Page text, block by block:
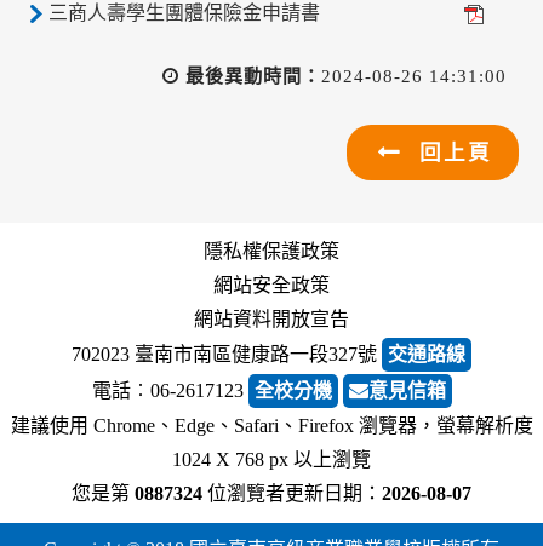
三商人壽學生團體保險金申請書
最後異動時間： 2024-08-26 14:31:00
回上頁
隱私權保護政策
網站安全政策
網站資料開放宣告
702023 臺南市南區健康路一段327號 交通路線
電話︰06-2617123 全校分機
意見信箱
建議使用 Chrome、Edge、Safari、Firefox 瀏覽器，螢幕解析度
1024 X 768 px 以上瀏覽
您是第 0887324 位瀏覽者更新日期： 2026-08-07